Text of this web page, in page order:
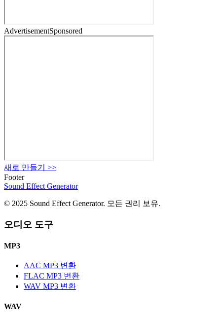
AdvertisementSponsored
새로 만들기
>>
Footer
Sound Effect Generator
© 2025 Sound Effect Generator. 모든 권리 보유.
오디오 도구
MP3
AAC MP3 변환
FLAC MP3 변환
WAV MP3 변환
WAV